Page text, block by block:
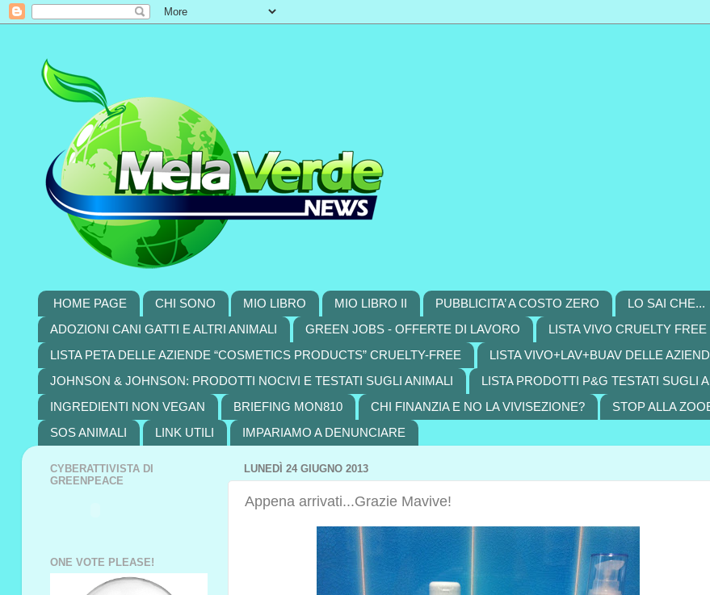
HOME PAGE CHI SONO MIO LIBRO MIO LIBRO II PUBBLICITA’ A COSTO ZERO LO SAI CHE...
ADOZIONI CANI GATTI E ALTRI ANIMALI
GREEN JOBS - OFFERTE DI LAVORO
LISTA VIVO CRUELTY FREE
LISTA PETA DELLE AZIENDE “COSMETICS PRODUCTS” CRUELTY-FREE
LISTA VIVO+LAV+BUAV DELLE
JOHNSON & JOHNSON: PRODOTTI NOCIVI E TESTATI SUGLI ANIMALI
LISTA PRODOTTI P&G TESTATI SUGLI
INGREDIENTI NON VEGAN
BRIEFING MON810 CHI FINANZIA E NO LA VIVISEZIONE? STOP ALLA
SOS ANIMALI
LINK UTILI IMPARIAMO A DENUNCIARE
LUNEDÌ 24 GIUGNO 2013
Appena arrivati...Grazie Mavive!
CYBERATTIVISTA DI
GREENPEACE
ONE VOTE PLEASE!